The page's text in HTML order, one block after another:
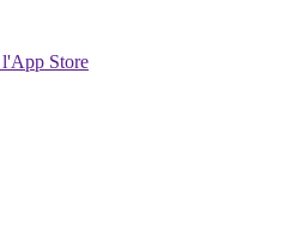
l'App Store